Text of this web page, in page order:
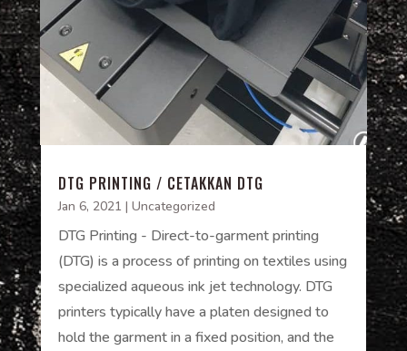
DTG PRINTING / CETAKKAN DTG
Jan 6, 2021 | Uncategorized
DTG Printing - Direct-to-garment printing
(DTG) is a process of printing on textiles using
specialized aqueous ink jet technology. DTG
printers typically have a platen designed to
hold the garment in a fixed position, and the